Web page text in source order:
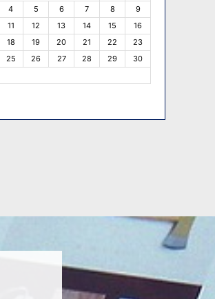
4 5 6 7 8
9
11 12 13 14 15
16
18 19 20 21 22
23
25 26 27 28 29
30